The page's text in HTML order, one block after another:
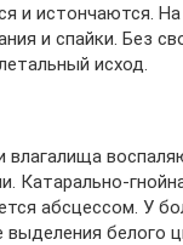
и истончаются.
и спайки. Без
исход.
влагалища
Катарально-
абсцессом. У
выделения белого